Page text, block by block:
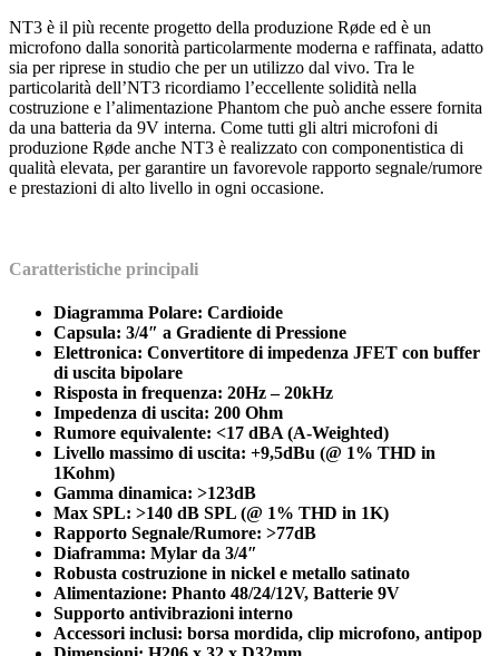
NT3 è il più recente progetto della produzione Røde ed è un
microfono dalla sonorità particolarmente moderna e raffinata, adatto
sia per riprese in studio che per un utilizzo dal vivo. Tra le
particolarità dell’NT3 ricordiamo l’eccellente solidità nella
costruzione e l’alimentazione Phantom che può anche essere fornita
da una batteria da 9V interna. Come tutti gli altri microfoni di
produzione Røde anche NT3 è realizzato con componentistica di
qualità elevata, per garantire un favorevole rapporto segnale/rumore
e prestazioni di alto livello in ogni occasione.
Caratteristiche principali
Diagramma Polare: Cardioide
Capsula: 3/4″ a Gradiente di Pressione
Elettronica: Convertitore di impedenza JFET con buffer
di uscita bipolare
Risposta in frequenza: 20Hz – 20kHz
Impedenza di uscita: 200 Ohm
Rumore equivalente: <17 dBA (A-Weighted)
Livello massimo di uscita: +9,5dBu (@ 1% THD in
1Kohm)
Gamma dinamica: >123dB
Max SPL: >140 dB SPL (@ 1% THD in 1K)
Rapporto Segnale/Rumore: >77dB
Diaframma: Mylar da 3/4″
Robusta costruzione in nickel e metallo satinato
Alimentazione: Phanto 48/24/12V, Batterie 9V
Supporto antivibrazioni interno
Accessori inclusi: borsa mordida, clip microfono, antipop